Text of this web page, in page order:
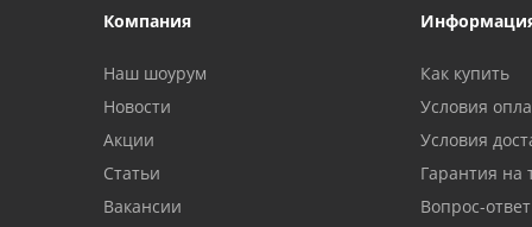
Компания
Наш шоурум
Новости
Акции
Статьи
Вакансии
Как купить
Условия
Условия
Гарантия на
Вопрос-ответ